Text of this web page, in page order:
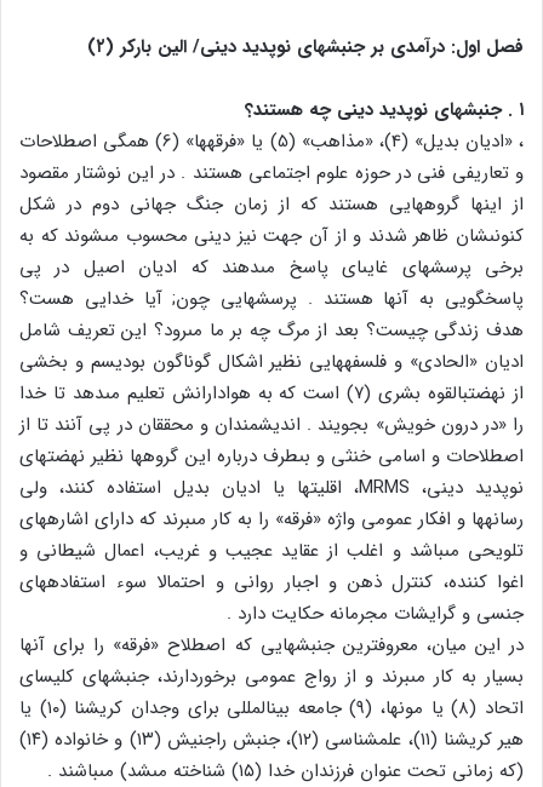
فصل اول: درآمدى بر جنبش‏هاى نوپدید دینى/ الین بارکر (۲)
۱ . جنبش‏هاى نوپدید دینى چه هستند؟
، «ادیان بدیل‏» (4)، «مذاهب‏» (5) یا «فرقه‏ها» (6) همگى اصطلاحات
و تعاریفى فنى در حوزه علوم اجتماعى هستند . در این نوشتار مقصود
از اینها گروه‏هایى هستند که از زمان جنگ جهانى دوم در شکل
کنونى‏شان ظاهر شدند و از آن جهت نیز دینى محسوب مى‏شوند که به
برخى پرسش‏هاى غایى‏اى پاسخ مى‏دهند که ادیان اصیل در پى
پاسخ‏گویى به آن‏ها هستند . پرسش‏هایى چون; آیا خدایى هست؟
هدف زندگى چیست؟ بعد از مرگ چه بر ما مى‏رود؟ این تعریف شامل
ادیان «الحادى‏» و فلسفه‏هایى نظیر اشکال گوناگون بودیسم و بخشى
از نهضت‏بالقوه بشرى (۷) است که به هوادارانش تعلیم مى‏دهد تا خدا
را «در درون خویش‏» بجویند . اندیشمندان و محققان در پى آنند تا از
اصطلاحات و اسامى خنثى و بى‏طرف درباره این گروه‏ها نظیر نهضت‏هاى
نوپدید دینى، MRMS، اقلیت‏ها یا ادیان بدیل استفاده کنند، ولى
رسانه‏ها و افکار عمومى واژه «فرقه‏» را به کار مى‏برند که داراى اشاره‏هاى
تلویحى مى‏باشد و اغلب از عقاید عجیب و غریب، اعمال شیطانى و
اغوا کننده، کنترل ذهن و اجبار روانى و احتمالا سوء استفاده‏هاى
جنسى و گرایشات مجرمانه حکایت دارد .
در این میان، معروف‏ترین جنبش‏هایى که اصطلاح «فرقه‏» را براى آن‏ها
بسیار به کار مى‏برند و از رواج عمومى برخوردارند، جنبش‏هاى کلیساى
اتحاد (۸) یا مون‏ها، (۹) جامعه بین‏المللى براى وجدان کریشنا (۱۰) یا
هیر کریشنا (۱۱)، علم‏شناسى (۱۲)، جنبش راجنیش (۱۳) و خانواده (۱۴)
(که زمانى تحت عنوان فرزندان خدا (۱۵) شناخته مى‏شد) مى‏باشند .